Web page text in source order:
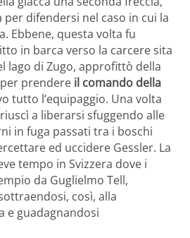
per difendersi nel caso in cui la
Ebbene, questa volta fu
in barca verso la carcere sita
lago di Zugo, approfittò della
prendere il comando della
tutto l’equipaggio. Una volta
a liberarsi sfuggendo alle
in fuga passati tra i boschi
ed uccidere Gessler. La
tempo in Svizzera dove i
da Guglielmo Tell,
così, alla
e guadagnandosi